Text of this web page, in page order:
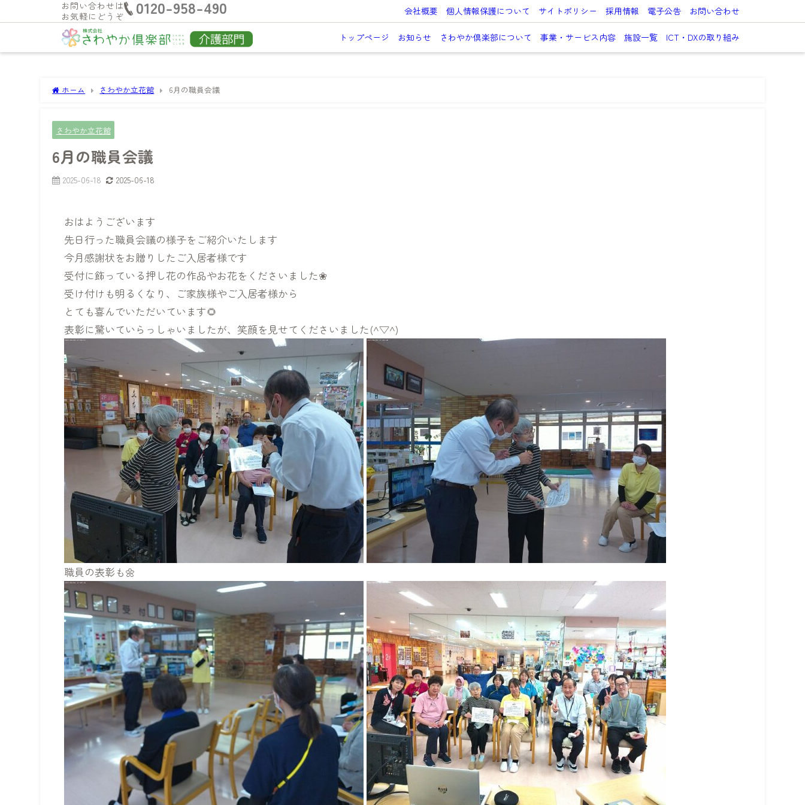
お問い合わせは
お気軽にどうぞ
0120-958-490 会社概要 個人情報保護について サイトポリシー 採用情報 電子公告 お問い合わせ
トップページ お知らせ さわやか倶楽部について 事業・サービス内容 施設一覧 ICT・DXの取り組み
ホーム さわやか立花館 6月の職員会議
さわやか立花館
6月の職員会議
2025-06-18 2025-06-18
おはようございます
先日行った職員会議の様子をご紹介いたします
今月感謝状をお贈りしたご入居者様です
受付に飾っている押し花の作品やお花をくださいました❀
受け付けも明るくなり、ご家族様やご入居者様から
とても喜んでいただいています🌻
表彰に驚いていらっしゃいましたが、笑顔を見せてくださいました(^▽^)
職員の表彰も🌼